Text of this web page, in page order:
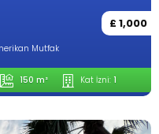
£ 1,000
Mutfak
150 m² Kat İzni: 1